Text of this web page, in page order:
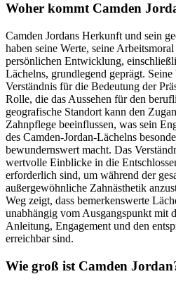
Woher kommt Camden
Camden Jordans Herkunft und sein
haben seine Werte, seine
persönlichen Entwicklung,
Lächelns, grundlegend geprägt.
Verständnis für die Bedeutung der
Rolle, die das Aussehen für den
geografische Standort kann den
Zahnpflege beeinflussen, was sein
des Camden-Jordan-Lächelns
bewundernswert macht. Das
wertvolle Einblicke in die
erforderlich sind, um während der
außergewöhnliche Zahnästhetik
Weg zeigt, dass bemerkenswerte
unabhängig vom Ausgangspunkt mit
Anleitung, Engagement und den
erreichbar sind.
Wie groß ist Camden